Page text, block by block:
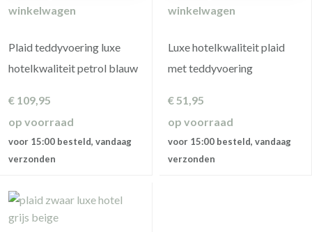
winkelwagen
Plaid teddyvoering luxe
hotelkwaliteit petrol blauw
€ 109,95
op voorraad
voor 15:00 besteld, vandaag
verzonden
winkelwagen
Luxe hotelkwaliteit plaid
met teddyvoering
€51,95
op voorraad
voor 15:00 besteld, vandaag
verzonden